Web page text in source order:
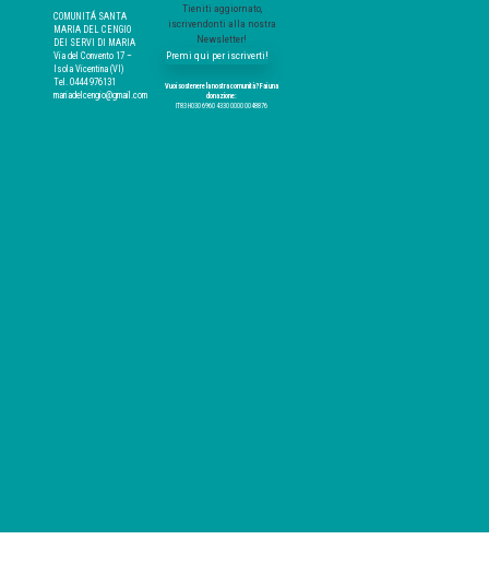
COMUNITÁ SANTA
MARIA DEL CENGIO
DEI SERVI DI MARIA
Via del Convento 17 –
Isola Vicentina (VI)
Tel. 0444 976131
mariadelcengio@gmail.com
Tieniti aggiornato,
iscrivendonti alla nostra
Newsletter!
Premi qui per iscriverti!
Vuoi sostenere la nostra comunità? Fai una
donazione:
IT83 H030 6960 4330 0000 0048876